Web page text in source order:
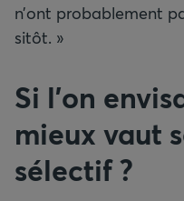
n’ont probablement
sitôt. »
Si l’on
mieux vaut
sélectif?